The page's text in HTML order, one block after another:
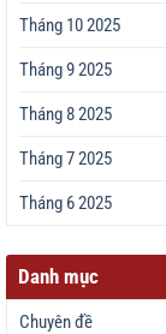
Tháng 10 2025
Tháng 9 2025
Tháng 8 2025
Tháng 7 2025
Tháng 6 2025
Danh mục
Chuyên đề